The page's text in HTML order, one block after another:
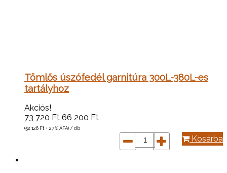
Tömlős úszófedél garnitúra 300L-380L-es
tartályhoz
Akciós!
73 720 Ft 66 200 Ft
(52 126 Ft + 27% ÁFA) / db
Kosárba